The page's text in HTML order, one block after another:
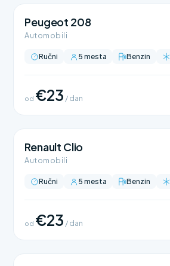
Peugeot 208
Automobili
Ručni 5 mesta Benzin
od €23 / dan
Renault Clio
Automobili
Ručni 5 mesta Benzin
od €23 / dan